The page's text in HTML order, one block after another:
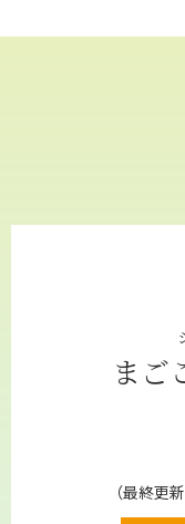
まご
（最終更